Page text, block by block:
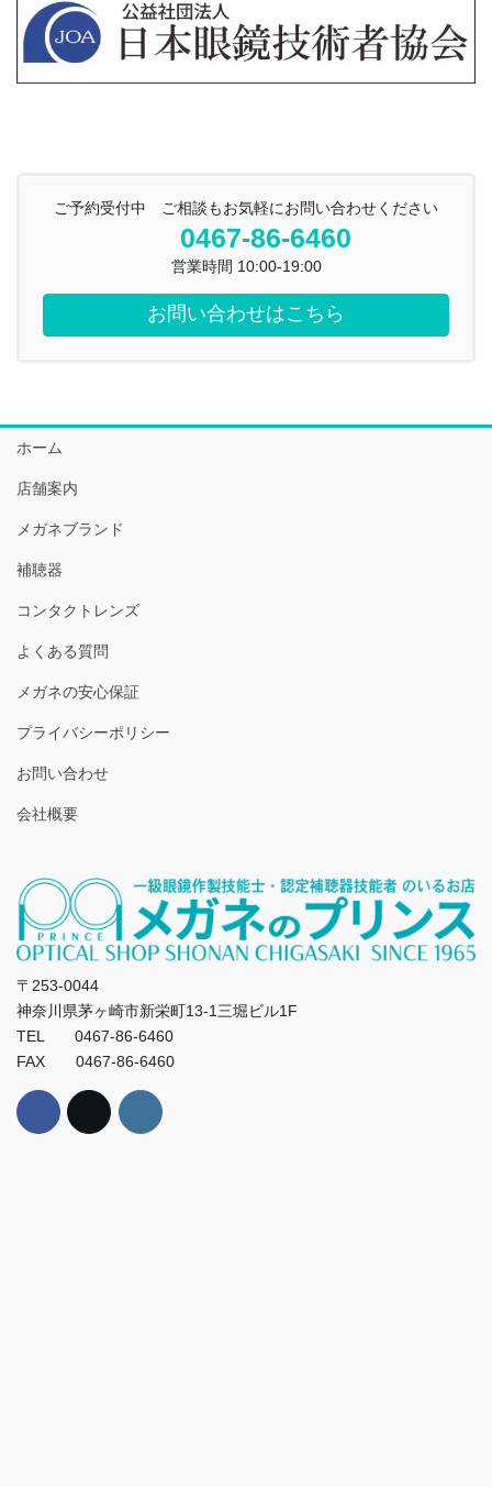
ご予約受付中 ご相談もお気軽にお問い合わせください
0467-86-6460
営業時間 10:00-19:00
お問い合わせはこちら
ホーム
店舗案内
メガネブランド
補聴器
コンタクトレンズ
よくある質問
メガネの安心保証
プライバシーポリシー
お問い合わせ
会社概要
〒253-0044
神奈川県茅ヶ崎市新栄町13-1三堀ビル1F
TEL 0467-86-6460
FAX 0467-86-6460